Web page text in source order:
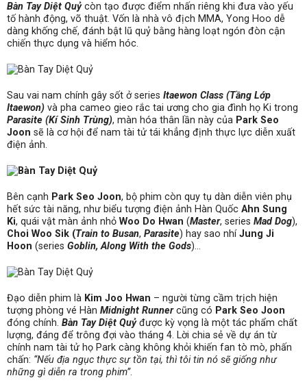
Bàn Tay Diệt Quỷcòn tạo được điểm nhấn riêng khi đưa vào yếu
tố hành động, võ thuật. Vốn là nhà vô địch MMA, Yong Hoo dễ
dàng khống chế, đánh bật lũ quỷ bằng hàng loạt ngón đòn cận
chiến thực dụng và hiểm hóc.
Sau vai nam chính gây sốt ở series Itaewon Class (Tầng Lớp
Itaewon) và pha cameo gieo rắc tai ương cho gia đình họ Ki trong
Parasite (Kí Sinh Trùng), màn hóa thân lần này của Park Seo
Joon sẽ là cơ hội để nam tài tử tái khẳng định thực lực diễn xuất
điện ảnh.
Bên cạnh Park Seo Joon, bộ phim còn quy tụ dàn diễn viên phụ
hết sức tài năng, như biểu tượng điện ảnh Hàn Quốc Ahn Sung
Ki, quái vật màn ảnh nhỏ Woo Do Hwan (Master, series Mad Dog),
Choi Woo Sik (Train to Busan, Parasite) hay sao nhíJung Ji
Hoon (series Goblin, Along With the Gods)…
Đạo diễn phim là Kim Joo Hwan – người từng cầm trịch hiện
tượng phòng vé Hàn Midnight Runnercũng có Park Seo Joon
đóng chính. Bàn Tay Diệt Quỷđược kỳ vọng là một tác phẩm chất
lượng, đáng để trông đợi vào tháng 4. Lời chia sẻ về dự án từ
chính nam tài tử họ Park càng không khỏi khiến fan tò mò, phấn
chấn: “Nếu địa ngục thực sự tồn tại, thì tôi tin nó sẽ giống như
những gì diễn ra trong phim”.